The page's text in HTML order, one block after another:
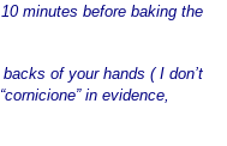
minutes before baking the
of your hands ( I don’t
in evidence,